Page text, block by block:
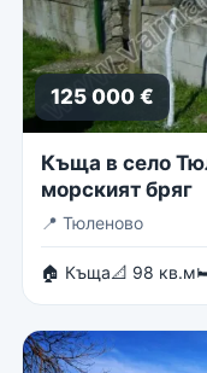
125 000 €
Къща в село
морският бряг
📍 Тюленово
🏠 Къща📐 98 кв.м